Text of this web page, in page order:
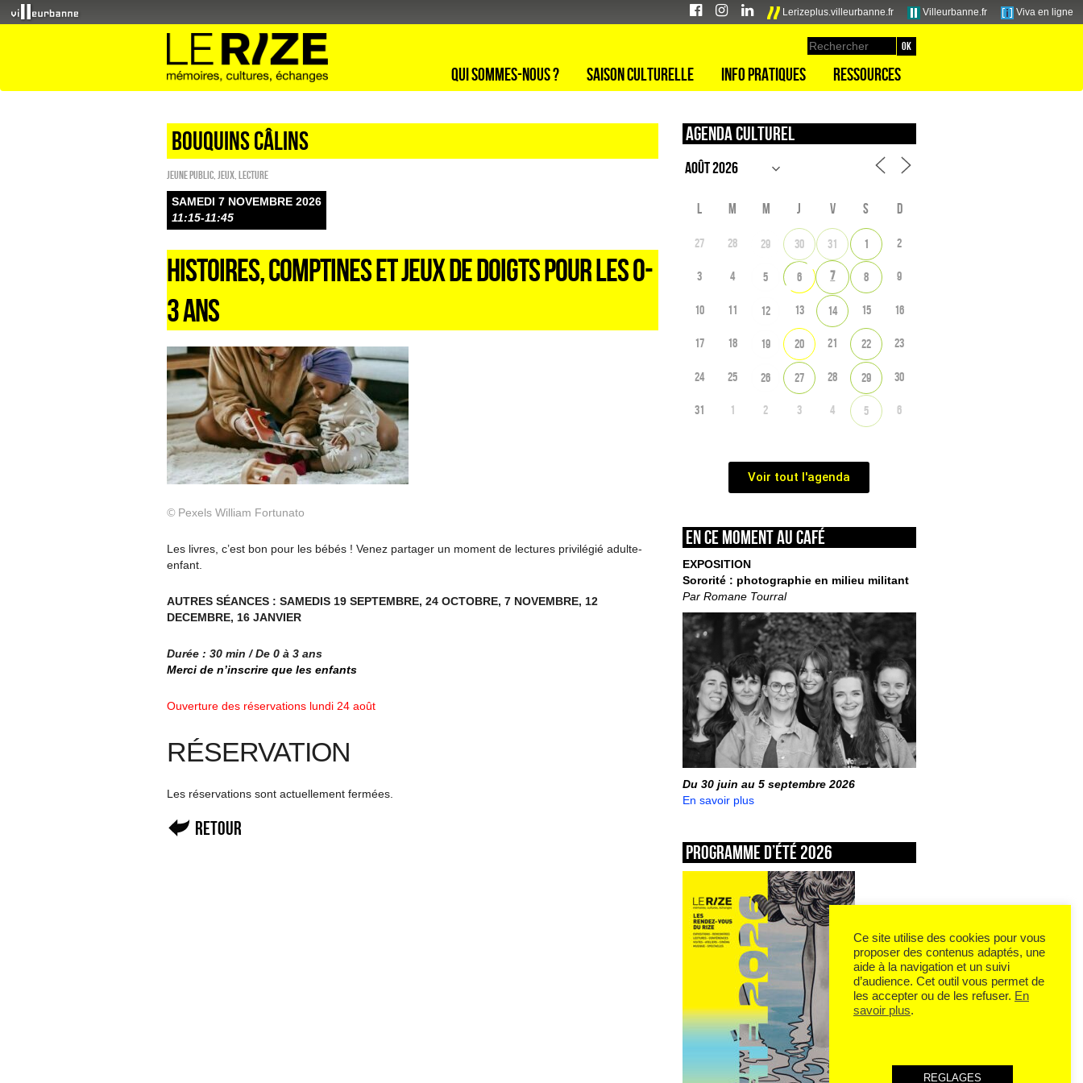
Lerizeplus.villeurbanne.fr Villeurbanne.fr Viva en ligne
Qui sommes-nous ? Saison culturelle Info pratiques Ressources
Bouquins câlins
Jeune public Jeux Lecture
SAMEDI 7 NOVEMBRE 2026
11:15-11:45
HISTOIRES, COMPTINES ET JEUX DE DOIGTS POUR LES 0-
3 ANS
© Pexels William Fortunato
Les livres, c’est bon pour les bébés ! Venez partager un moment de lectures privilégié adulte-
enfant.
AUTRES SÉANCES : SAMEDIS 19 SEPTEMBRE, 24 OCTOBRE, 7 NOVEMBRE, 12
DECEMBRE, 16 JANVIER
Durée : 30 min / De 0 à 3 ans
Merci de n’inscrire que les enfants
Ouverture des réservations lundi 24 août
RÉSERVATION
Les réservations sont actuellement fermées.
Retour
Agenda culturel
L M M J V S D
27 28 29 30 31 1 2
3 4 5 6 7 8 9
10 11 12 13 14 15 16
17 18 19 20 21 22 23
24 25 26 27 28 29 30
31 1 2 3 4 5 6
Voir tout l'agenda
En ce moment au café
EXPOSITION
Sororité : photographie en milieu militant
Par Romane Tourral
Du 30 juin au 5 septembre 2026
En savoir plus
Programme d’été 2026
Ce site utilise des cookies pour vous
proposer des contenus adaptés, une
aide à la navigation et un suivi
d’audience. Cet outil vous permet de
les accepter ou de les refuser. En
savoir plus.
REGLAGES